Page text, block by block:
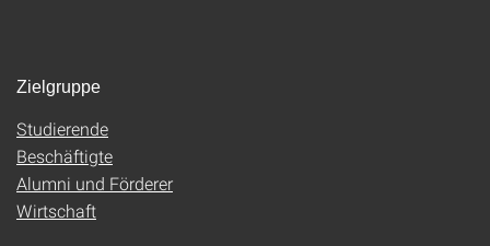
Zielgruppe
Studierende
Beschäftigte
Alumni und Förderer
Wirtschaft